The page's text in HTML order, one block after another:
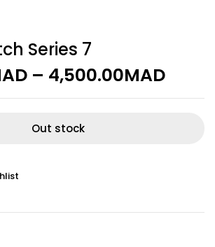
Series 7
– 4,500.00MAD
Out stock